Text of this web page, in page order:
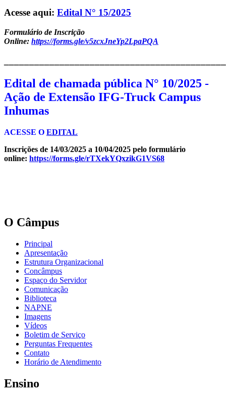
Acesse aqui: Edital N° 15/2025
Formulário de Inscrição
Online: https://forms.gle/v5zcxJneYp2LpaPQA
Edital de chamada pública N° 10/2025 -
Ação de Extensão IFG-Truck Campus
Inhumas​​​​​​​
ACESSE O EDITAL
Inscrições de 14/03/2025 a 10/04/2025 pelo formulário
online: https://forms.gle/rTXekYQxzikG1VS68
O Câmpus
Principal
Apresentação
Estrutura Organizacional
Concâmpus
Espaço do Servidor
Comunicação
Biblioteca
NAPNE
Imagens
Vídeos
Boletim de Serviço
Perguntas Frequentes
Contato
Horário de Atendimento
Ensino